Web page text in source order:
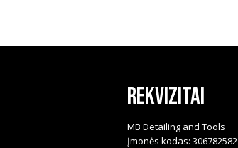
options
may
be
chosen
Rekvizitai
MB Detailing and Tools
Įmonės kodas: 306782582